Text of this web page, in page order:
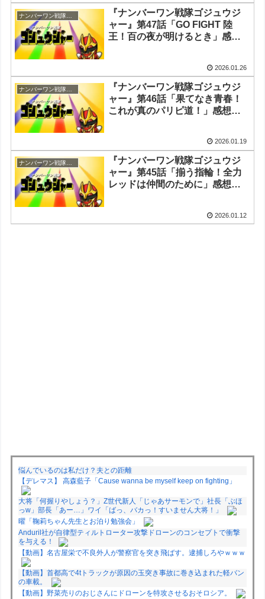
『ナンバーワン戦隊ゴジュウジ
ャー』第47話「GO FIGHT 陸
王！百の夜が明けるとき」感
2026.01.26
『ナンバーワン戦隊ゴジュウジ
ャー』第46話「果てなき青春！
これが真のパリピ道！」感想・
2026.01.19
『ナンバーワン戦隊ゴジュウジ
ャー』第45話「揃う指輪！全力
レッドは仲間のために」感想・
2026.01.12
悩んでいるのは私だけ？夫との距離
【デレマス】 高森藍子「Cause wanna be myself keep on fighting」
大将「何握りやしょう？」Z世代新人「じゃあサーモンで」社長「ぶほ
っw」部長「あー…」ワイ「ばっ、バカっ！すいません大将！」
曜「鞠莉ちゃん先生とお泊り勉強会」
Anduril社が自律型ティルトローター攻撃ドローンのコンセプトで衝撃
を与える！
【動画】名古屋栄で不良外人が警察官を突き飛ばす。逮捕しろやｗｗｗ
【動画】首都高で4tトラックが原因の玉突き事故に巻き込まれた軽バン
の車載。
【動画】野菜売りのおじさんにドローンを特攻させるおそロシア。